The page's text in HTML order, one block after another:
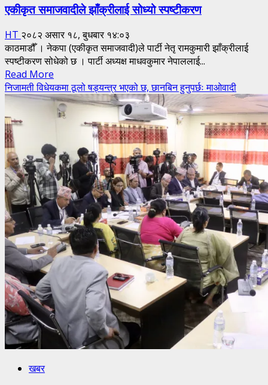
एकीकृत समाजवादीले झाँक्रीलाई सोध्यो स्पष्टीकरण
HT २०८२ असार १८, बुधबार १४:०३
काठमाडौँ । नेकपा (एकीकृत समाजवादी)ले पार्टी नेतृ रामकुमारी झाँक्रीलाई
स्पष्टीकरण सोधेको छ । पार्टी अध्यक्ष माधवकुमार नेपाललाई...
Read More
more
about
एकीकृत
समाजवादीले
सोध्यो
स्पष्टीकरण
निजामती विधेयकमा ठूलो षड्यन्त्र भएको छ, छानबिन हुनुपर्छः माओवादी
खबर